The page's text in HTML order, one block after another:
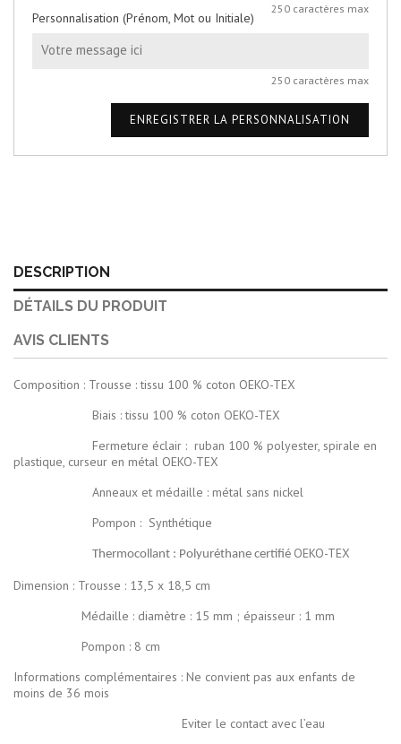
250 caractères max
Personnalisation (Prénom, Mot ou Initiale)
250 caractères max
ENREGISTRER LA PERSONNALISATION
DESCRIPTION
DÉTAILS DU PRODUIT
AVIS CLIENTS
Composition : Trousse : tissu 100 % coton OEKO-TEX
Biais : tissu 100 % coton OEKO-TEX
Fermeture éclair : ruban 100 % polyester, spirale en
plastique, curseur en métal OEKO-TEX
Anneaux et médaille : métal sans nickel
Pompon : Synthétique
Thermocollant : Polyuréthane certifié OEKO-TEX
Dimension : Trousse : 13,5 x 18,5 cm
Médaille : diamètre : 15 mm ; épaisseur : 1 mm
Pompon : 8 cm
Informations complémentaires : Ne convient pas aux enfants de
moins de 36 mois
Eviter le contact avec l’eau